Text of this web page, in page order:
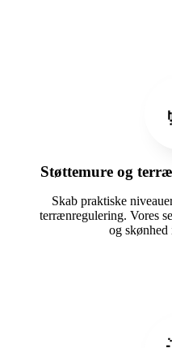
Støttemure og
Skab praktiske
terrænregulering. Vores
og skønhed